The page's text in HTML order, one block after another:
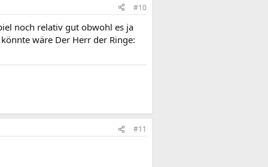
#10
noch relativ gut obwohl es ja
wäre Der Herr der Ringe:
#11